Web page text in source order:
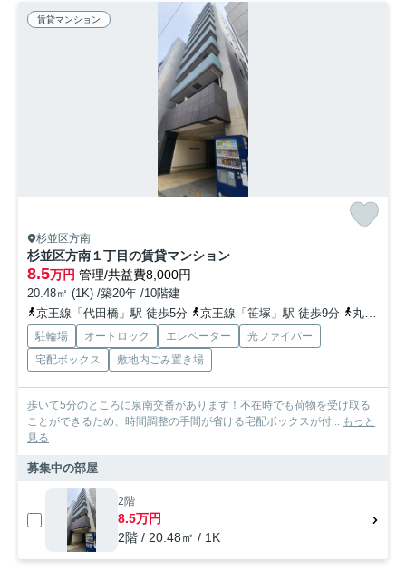
賃貸マンション
杉並区方南
杉並区方南１丁目の賃貸マンション
8.5万円 管理/共益費8,000円
20.48㎡ (1K) /築20年 /10階建
京王線「代田橋」駅 徒歩5分
京王線「笹塚」駅 徒歩9分 丸ノ内方南支線「方南町」駅 徒歩15分
駐輪場 オートロック エレベーター
光ファイバー
宅配ボックス
敷地内ごみ置き場
歩いて5分のところに泉南交番があります！不在時でも荷物を受け取る
ことができるため、時間調整の手間が省ける宅配ボックスが付... もっと
見る
募集中の部屋
2階
8.5万円
2階 / 20.48㎡ / 1K